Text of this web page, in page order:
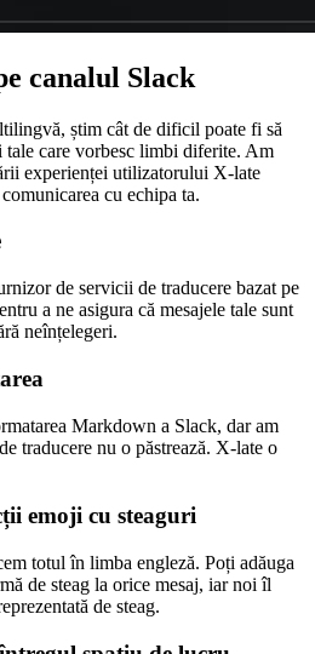
canalul Slack
știm cât de dificil poate fi să
care vorbesc limbi diferite. Am
experienței utilizatorului X-late
cu echipa ta.
de servicii de traducere bazat pe
a ne asigura că mesajele tale sunt
neînțelegeri.
Markdown a Slack, dar am
traducere nu o păstrează. X-late o
emoji cu steaguri
totul în limba engleză. Poți adăuga
de steag la orice mesaj, iar noi îl
de steag.